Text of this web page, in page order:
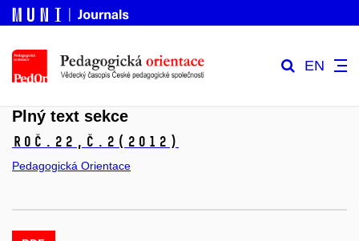
EN
Plný text sekce
Roč.22, č.2 (2012)
Pedagogická Orientace